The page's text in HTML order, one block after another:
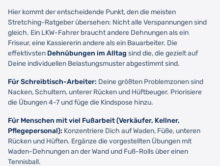
Hier kommt der entscheidende Punkt, den die meisten
Stretching-Ratgeber übersehen: Nicht alle Verspannungen sind
gleich. Ein LKW-Fahrer braucht andere Dehnungen als ein
Friseur, eine Kassiererin andere als ein Bauarbeiter. Die
effektivsten Dehnübungen im Alltag sind die, die gezielt auf
Deine individuellen Belastungsmuster abgestimmt sind.
Für Schreibtisch-Arbeiter: Deine größten Problemzonen sind
Nacken, Schultern, unterer Rücken und Hüftbeuger. Priorisiere
die Übungen 4-7 und füge die Kindspose hinzu.
Für Menschen mit viel Fußarbeit (Verkäufer, Kellner,
Pflegepersonal): Konzentriere Dich auf Waden, Füße, unteren
Rücken und Hüften. Ergänze die vorgestellten Übungen mit
Waden-Dehnungen an der Wand und Fuß-Rolls über einen
Tennisball.